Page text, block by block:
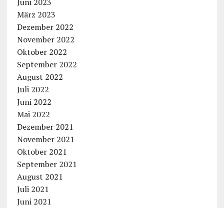
März 2023
Dezember 2022
November 2022
Oktober 2022
September 2022
August 2022
Juli 2022
Juni 2022
Mai 2022
Dezember 2021
November 2021
Oktober 2021
September 2021
August 2021
Juli 2021
Juni 2021